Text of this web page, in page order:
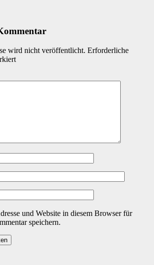
wird nicht veröffentlicht. Erforderliche
und Website in diesem Browser für
speichern.